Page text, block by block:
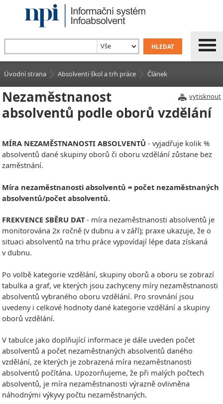
Úvodní strana Absolventi škol a trh práce Článek
vytisknout
Nezaměstnanost
absolventů podle oborů vzdělání
MÍRA NEZAMĚSTNANOSTI ABSOLVENTŮ - vyjadřuje kolik %
absolventů dané skupiny oborů či oboru vzdělání zůstane bez
zaměstnání.
Míra nezaměstnanosti absolventů = počet nezaměstnaných
absolventů/počet absolventů.
FREKVENCE SBĚRU DAT- míra nezaměstnanosti absolventů je
monitorována 2x ročně (v dubnu a v září); praxe ukazuje, že o
situaci absolventů na trhu práce vypovídají lépe data získaná
v dubnu.
Po volbě kategorie vzdělání, skupiny oborů a oboru se zobrazí
tabulka a graf, ve kterých jsou zachyceny míry nezaměstnanosti
absolventů vybraného oboru vzdělání. Pro srovnání jsou
uvedeny i celkové hodnoty dané kategorie vzdělání a skupiny
oborů vzdělání.
V tabulce jako doplňující informace je dále uveden počet
absolventů a počet nezaměstnaných absolventů daného
vzdělání, ze kterých je zobrazená míra nezaměstnanosti
absolventů počítána. Upozorňujeme, že při malých počtech
absolventů, je míra nezaměstnanosti výrazně ovlivněna
náhodnými výkyvy počtu nezaměstnaných.